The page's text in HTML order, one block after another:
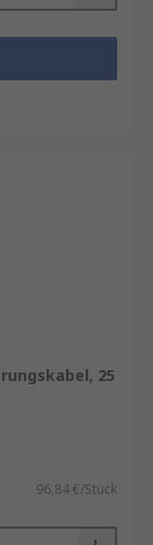
25
96,84 €/Stück